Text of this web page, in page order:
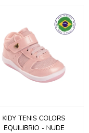
KIDY TENIS COLORS
EQUILIBRIO - NUDE